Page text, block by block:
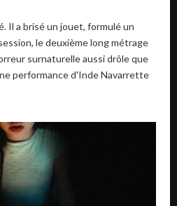
Il a brisé un jouet, formulé un
le deuxième long métrage
surnaturelle aussi drôle que
performance d'Inde Navarrette